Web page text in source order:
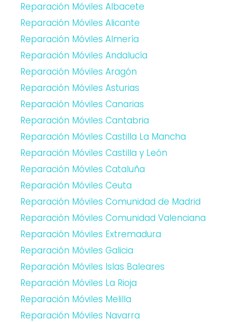
Reparación Móviles Albacete
Reparación Móviles Alicante
Reparación Móviles Almería
Reparación Móviles Andalucía
Reparación Móviles Aragón
Reparación Móviles Asturias
Reparación Móviles Canarias
Reparación Móviles Cantabria
Reparación Móviles Castilla La Mancha
Reparación Móviles Castilla y León
Reparación Móviles Cataluña
Reparación Móviles Ceuta
Reparación Móviles Comunidad de Madrid
Reparación Móviles Comunidad Valenciana
Reparación Móviles Extremadura
Reparación Móviles Galicia
Reparación Móviles Islas Baleares
Reparación Móviles La Rioja
Reparación Móviles Melilla
Reparación Móviles Navarra